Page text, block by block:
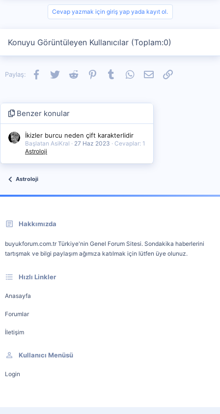
Cevap yazmak için giriş yap yada kayıt ol.
Konuyu Görüntüleyen Kullanıcılar (Toplam:0)
Paylaş: Facebook
TwitterReddit PinterestTumblrWhatsApp
E-postaLink
Benzer konular
İkizler burcu neden çift karakterlidir
Başlatan AsiKral 27 Haz 2023
Cevaplar: 1
Astroloji
Astroloji
Hakkımızda
buyukforum.com.tr Türkiye'nin Genel Forum Sitesi. Sondakika haberlerini
tartışmak ve bilgi paylaşım ağımıza katılmak için lütfen üye olunuz.
Hızlı Linkler
Anasayfa
Forumlar
İletişim
Kullanıcı Menüsü
Login